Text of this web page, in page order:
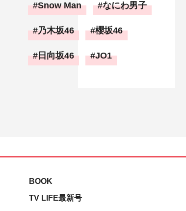
Snow Man なにわ男子
乃木坂46 櫻坂46
日向坂46 JO1
BOOK
TV LIFE最新号